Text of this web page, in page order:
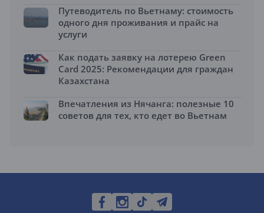
Путеводитель по Вьетнаму: стоимость
одного дня проживания и прайс на
услуги
Как подать заявку на лотерею Green
Card 2025: Рекомендации для граждан
Казахстана
Впечатления из Нячанга: полезные 10
советов для тех, кто едет во Вьетнам